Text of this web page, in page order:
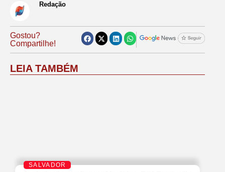
Redação
Gostou?
Compartilhe!
LEIA TAMBÉM
SALVADOR